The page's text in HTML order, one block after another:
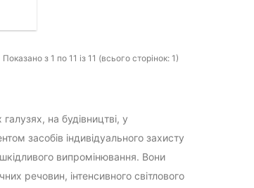
Показано з 1 по 11 із 11 (всього сторінок: 1)
на будівництві, у
засобів індивідуального захисту
випромінювання. Вони
речовин, інтенсивного світлового